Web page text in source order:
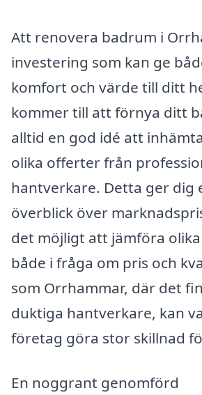
Att renovera badrum i
investering som kan ge
komfort och värde till ditt
kommer till att förnya ditt
alltid en god idé att
olika offerter från
hantverkare. Detta ger dig
överblick över
det möjligt att jämföra
både i fråga om pris och
som Orrhammar, där det
duktiga hantverkare, kan
företag göra stor skillnad
En noggrant genomförd